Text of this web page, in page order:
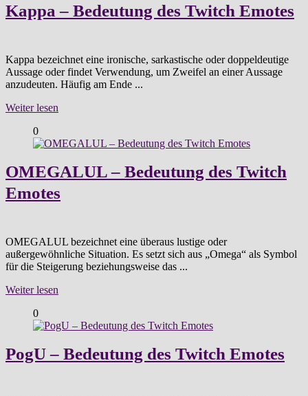
Kappa – Bedeutung des Twitch Emotes
Kappa bezeichnet eine ironische, sarkastische oder doppeldeutige
Aussage oder findet Verwendung, um Zweifel an einer Aussage
anzudeuten. Häufig am Ende ...
Weiter lesen
0
OMEGALUL – Bedeutung des Twitch
Emotes
OMEGALUL bezeichnet eine überaus lustige oder
außergewöhnliche Situation. Es setzt sich aus „Omega“ als Symbol
für die Steigerung beziehungsweise das ...
Weiter lesen
0
PogU – Bedeutung des Twitch Emotes